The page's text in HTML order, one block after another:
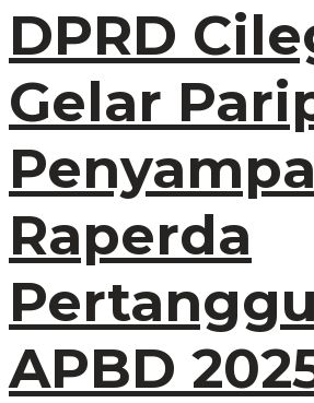
DPRD
Gelar
Raperda
APBD